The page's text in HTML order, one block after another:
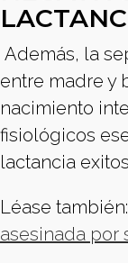
Además, la
entre madre y
nacimiento
fisiológicos
lactancia
Léase también:
asesinada por